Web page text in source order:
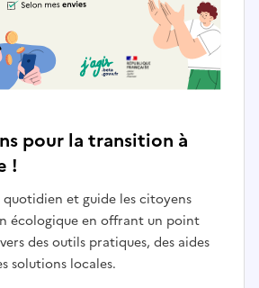
pour la transition à
!
quotidien et guide les citoyens
écologique en offrant un point
des outils pratiques, des aides
solutions locales.